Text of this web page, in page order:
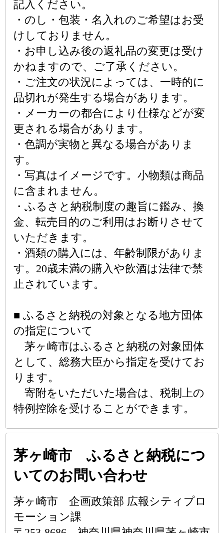
記入ください。
・のし・包装・名入れのご希望はお受
けしておりません。
・お申し込み後の返礼品の変更は受け
かねますので、ご了承ください。
・ご注文の状況によっては、一時的に
品切れが発生する場合があります。
・メーカーの都合により仕様などが変
更される場合があります。
・色調が実物と異なる場合がありま
す。
・写真はイメージです。小物類は商品
に含まれません。
・ふるさと納税制度の趣旨に鑑み、換
金、転売目的のご利用はお断りさせて
いただきます。
・酒類の購入には、年齢制限がありま
す。20歳未満の購入や飲酒は法律で禁
止されています。
■ ふるさと納税の対象となる地方団体
の指定について
茅ヶ崎市はふるさと納税の対象団体
として、総務大臣から指定を受けてお
ります。
寄附をいただいた場合は、税制上の
特例控除を受けることができます。
茅ヶ崎市 ふるさと納税につ
いてのお問い合わせ
茅ヶ崎市 企画政策部 広報シティプロ
モーション課